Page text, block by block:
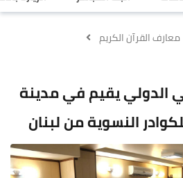
معارف القرآن الكريم
الدولي يقيم في مدينة
النسوية من لبنان